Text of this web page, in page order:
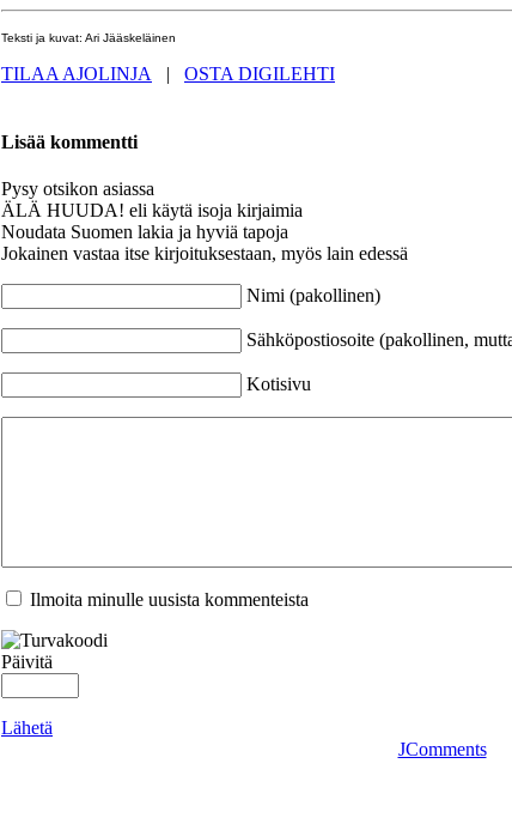
Teksti ja kuvat: Ari Jääskeläinen
TILAA AJOLINJA | OSTA DIGILEHTI
Lisää kommentti
Pysy otsikon asiassa
ÄLÄ HUUDA! eli käytä isoja kirjaimia
Noudata Suomen lakia ja hyviä tapoja
Jokainen vastaa itse kirjoituksestaan, myös lain edessä
Nimi (pakollinen)
Sähköpostiosoite (pakollinen,
Kotisivu
Ilmoita minulle uusista kommenteista
Päivitä
Lähetä
JComments